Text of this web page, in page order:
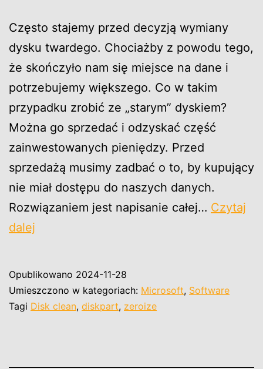
Często stajemy przed decyzją wymiany
dysku twardego. Chociażby z powodu tego,
że skończyło nam się miejsce na dane i
potrzebujemy większego. Co w takim
przypadku zrobić ze „starym” dyskiem?
Można go sprzedać i odzyskać część
zainwestowanych pieniędzy. Przed
sprzedażą musimy zadbać o to, by kupujący
nie miał dostępu do naszych danych.
Rozwiązaniem jest napisanie całej… Czytaj
dalej
–
zerowanie
Opublikowano 2024-11-28
Umieszczono w kategoriach: Microsoft, Software
Tagi Disk clean, diskpart, zeroize